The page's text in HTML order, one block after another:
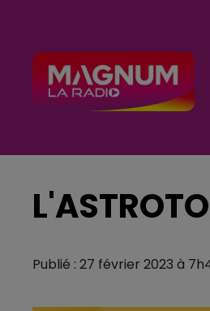
Publié : 27 février 2023 à